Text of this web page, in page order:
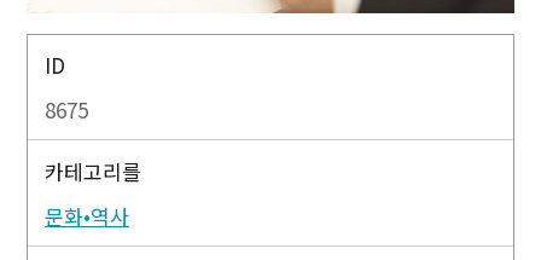
ID
8675
카테고리를
문화•역사